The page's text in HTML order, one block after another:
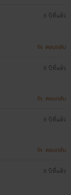
8 ปีที่แล้ว
ตอบกลับ
8 ปีที่แล้ว
ตอบกลับ
8 ปีที่แล้ว
ตอบกลับ
8 ปีที่แล้ว